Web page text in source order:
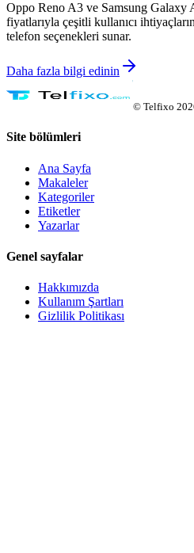
Oppo Reno A3 ve Samsung Galaxy
fiyatlarıyla çeşitli kullanıcı
telefon seçenekleri sunar.
Daha fazla bilgi edinin
© Telfixo
Site bölümleri
Ana Sayfa
Makaleler
Kategoriler
Etiketler
Yazarlar
Genel sayfalar
Hakkımızda
Kullanım Şartları
Gizlilik Politikası